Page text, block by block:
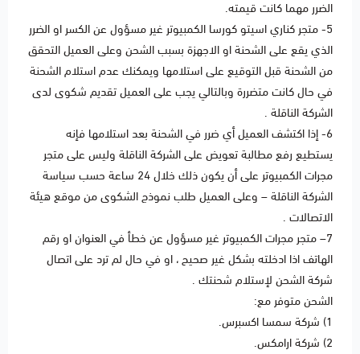
الضرر مهما كانت قيمته.
5- متجر كناري اسيتو كورسا الكمبيوتر غير مسؤول عن الكسر او الضرر
الذي يقع على الشحنة او الاجهزة بسبب الشحن وعلى العميل التحقق
من الشحنة قبل التوقيع على استلامها ويمكنك عدم استلام الشحنة
في حال كانت متضررة وبالتالي يجب على العميل تقديم شكوى لدى
الشركة الناقلة .
6- إذا اكتشف العميل أي ضرر في الشحنة بعد استلامها فإنه
يستطيع رفع مطالبة تعويض على الشركة الناقلة وليس على متجر
مجرات الكمبيوتر على أن يكون ذلك خلال 24 ساعة حسب سياسة
الشركة الناقلة – وعلى العميل طلب نموذج الشكوى من موقع هيئة
الاتصالات .
7– متجر مجرات الكمبيوتر غير مسؤول عن خطأ في العنوان او رقم
الهاتف اذا ادخلته بشكل غير صحيح ، او في حال لم ترد على اتصال
شركة الشحن لإستلام شحنتك .
الشحن متوفر مع:
1) شركة سمسا اكسبرس.
2) شركة ارامكس.